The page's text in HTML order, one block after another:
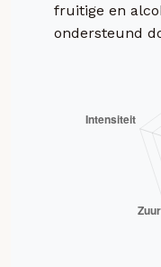
fruitige en
ondersteund